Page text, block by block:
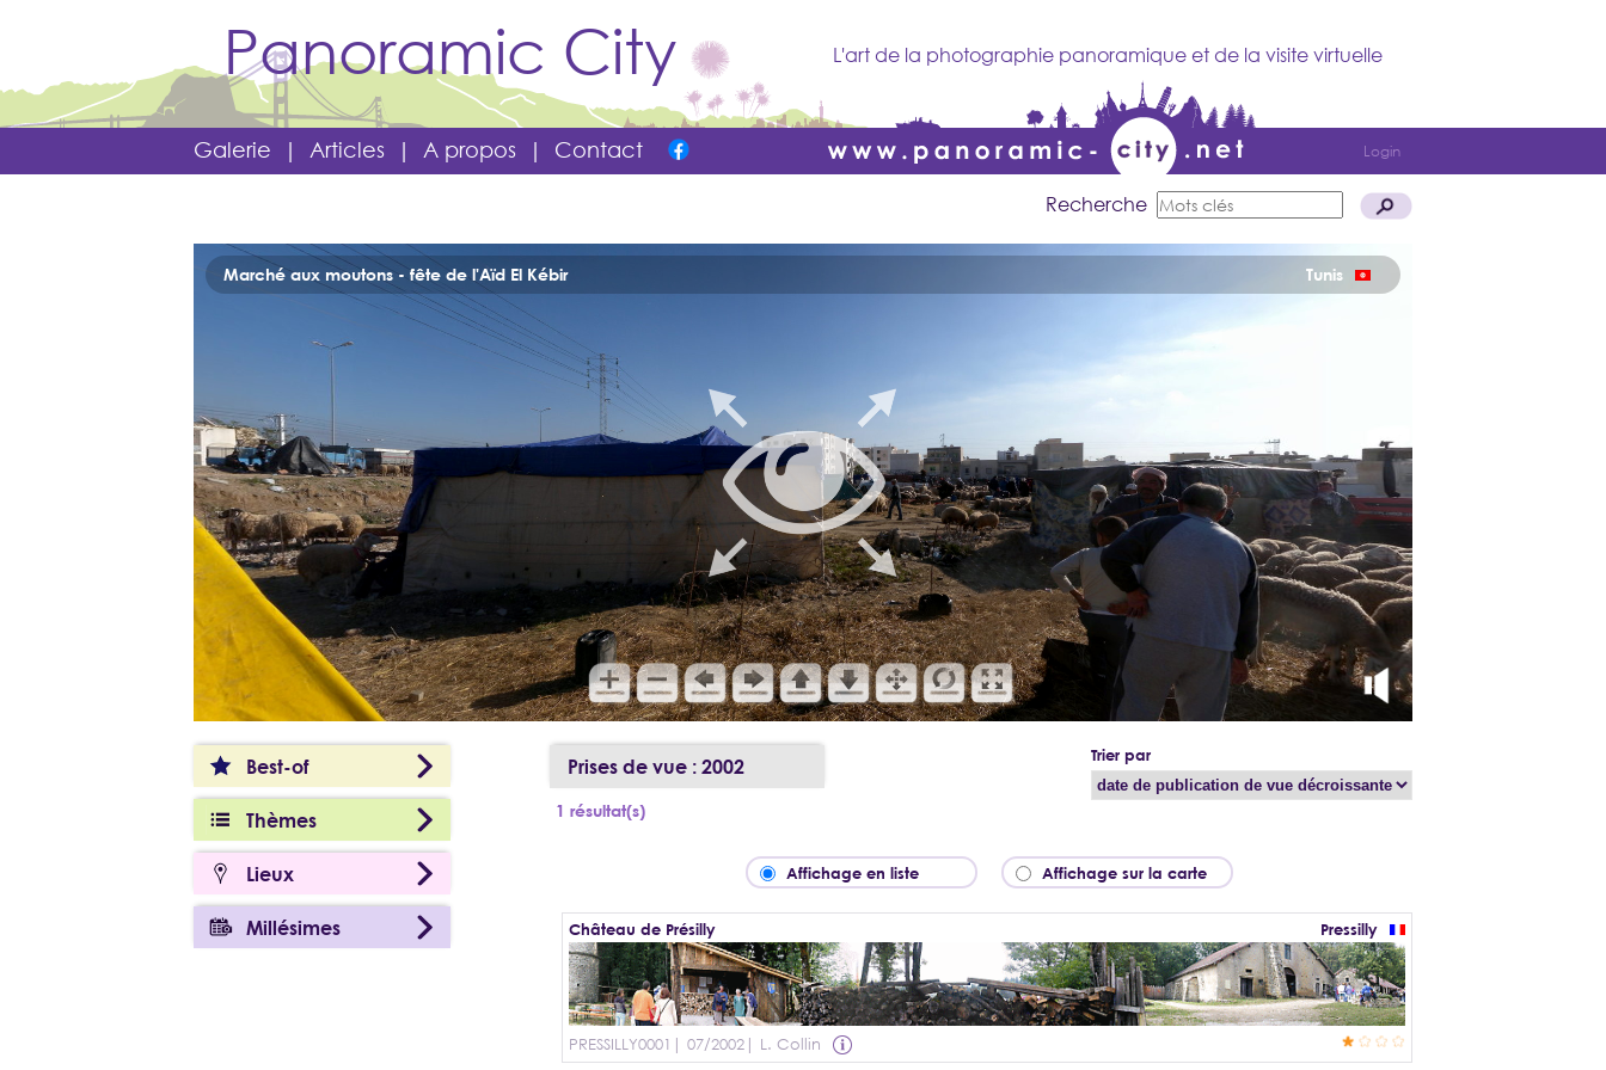
Panoramic City L'art de la photographie panoramique et de la visite virtuelle
Galerie | Articles | A propos | Contact Login
Recherche
Best-of
Thèmes
Lieux
Millésimes
Prises de vue : 2002
1 résultat(s)
Trier par
Affichage en liste Affichage sur la carte
Château de Présilly Pressilly
PRESSILLY0001 | 07/2002 | L. Collin